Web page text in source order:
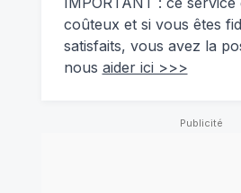
coûteux et si vous êtes
satisfaits, vous avez la
nous aider ici >>>